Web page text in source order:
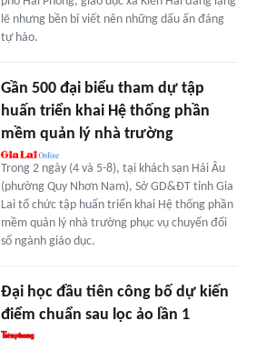
lẽ nhưng bền bỉ viết nên những dấu ấn đáng
tự hào.
Gần 500 đại biểu tham dự tập
huấn triển khai Hệ thống phần
mềm quản lý nhà trường
Trong 2 ngày (4 và 5-8), tại khách sạn Hải Âu
(phường Quy Nhơn Nam), Sở GD&ĐT tỉnh Gia
Lai tổ chức tập huấn triển khai Hệ thống phần
mềm quản lý nhà trường phục vụ chuyển đổi
số ngành giáo dục.
Đại học đầu tiên công bố dự kiến
điểm chuẩn sau lọc ảo lần 1